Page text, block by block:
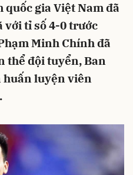
gia Việt Nam đã
với tỉ số 4-0 trước
Minh Chính đã
thể đội tuyển, Ban
huấn luyện viên